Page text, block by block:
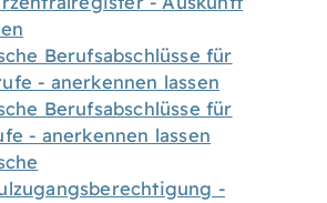
Berufsabschlüsse für
- anerkennen lassen
Berufsabschlüsse für
- anerkennen lassen
-